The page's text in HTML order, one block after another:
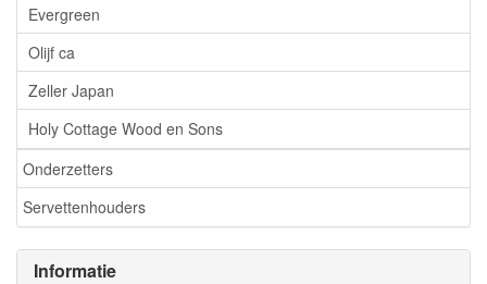
Evergreen
Olijf ca
Zeller Japan
Holy Cottage Wood en Sons
Onderzetters
Servettenhouders
Informatie